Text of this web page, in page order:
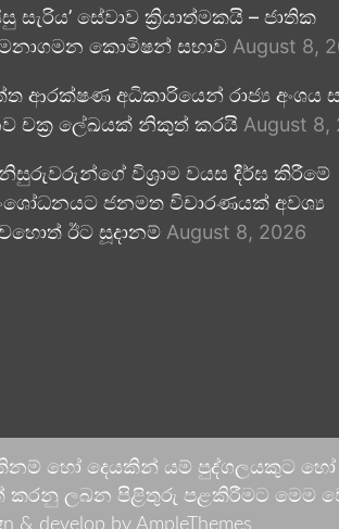
සැරිය’ සේවාව ක්‍රියාත්මකයි – ජාතික
කොමිෂන් සභාව August 8,
ආරක්ෂණ අධිකාරියෙන් රාජ්‍ය අංශය
චක්‍ර ලේඛයක් නිකුත් කරයි August 8,
විශ්‍රාම වයස දීර්ඝ කිරීමේ
ජනමත විචාරණයක් අවශ්‍ය
ඊට සූදානම් August 8, 2026
කිනම් හෝ දෙයකින් යම් පුද්ගලයකුට
ලබන පිළිතුරු පළකිරීමට මෙම වෙබ්
& develop by AmpleThemes